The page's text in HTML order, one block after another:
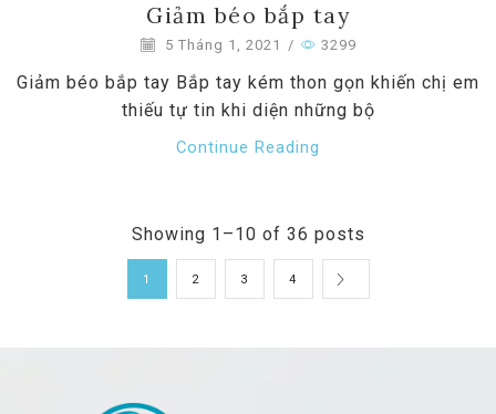
Giảm béo bắp tay
5 Tháng 1, 2021 / 3299
Giảm béo bắp tay Bắp tay kém thon gọn khiến chị em
thiếu tự tin khi diện những bộ
Continue Reading
Showing 1–10 of 36 posts
1 2 3 4